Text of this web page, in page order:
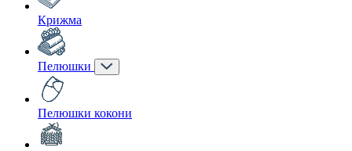
Крижма
Пелюшки
Пелюшки кокони